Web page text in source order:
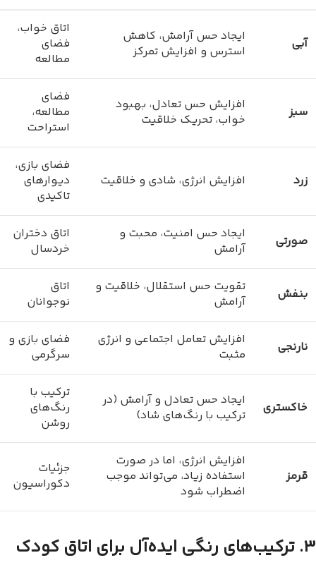
آبی
ایجاد حس آرامش، کاهش
استرس و افزایش تمرکز
اتاق خواب،
فضای
مطالعه
سبز
افزایش حس تعادل، بهبود
خواب، تحریک خلاقیت
فضای
مطالعه،
استراحت
زرد افزایش انرژی، شادی و خلاقیت
فضای بازی،
دیوارهای
تاکیدی
صورتی
ایجاد حس امنیت، محبت و
آرامش
اتاق دختران
خردسال
بنفش
تقویت حس استقلال، خلاقیت و
آرامش
اتاق
نوجوانان
نارنجی
افزایش تعامل اجتماعی و انرژی
مثبت
فضای بازی و
سرگرمی
خاکستری
ایجاد حس تعادل و آرامش (در
ترکیب با رنگ‌های شاد)
ترکیب با
رنگ‌های
روشن
قرمز
افزایش انرژی، اما در صورت
استفاده زیاد، می‌تواند موجب
اضطراب شود
جزئیات
دکوراسیون
۳. ترکیب‌های رنگی ایده‌آل برای اتاق کودک